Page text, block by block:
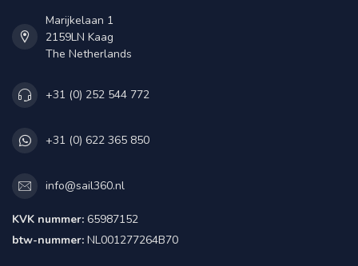
Marijkelaan 1
2159LN Kaag
The Netherlands
+31 (0) 252 544 772
+31 (0) 622 365 850
info@sail360.nl
KVK nummer: 65987152
btw-nummer: NL001277264B70